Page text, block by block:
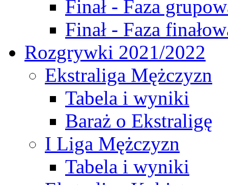
Finał - Faza
Finał - Faza
Rozgrywki 2021/2022
Ekstraliga Mężczyzn
Tabela i wyniki
Baraż o Ekstraligę
I Liga Mężczyzn
Tabela i wyniki